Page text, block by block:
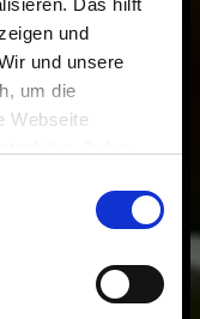
Das hilft
und
und unsere
um die
Webseite